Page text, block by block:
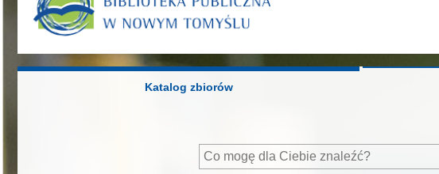
Katalog zbiorów